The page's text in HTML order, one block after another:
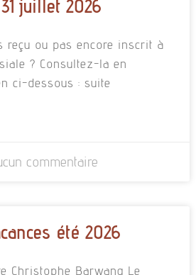
juillet 2026
reçu ou pas encore inscrit à
? Consultez-la en
ci-dessous : suite
commentaire
été 2026
Christophe Barwang Le